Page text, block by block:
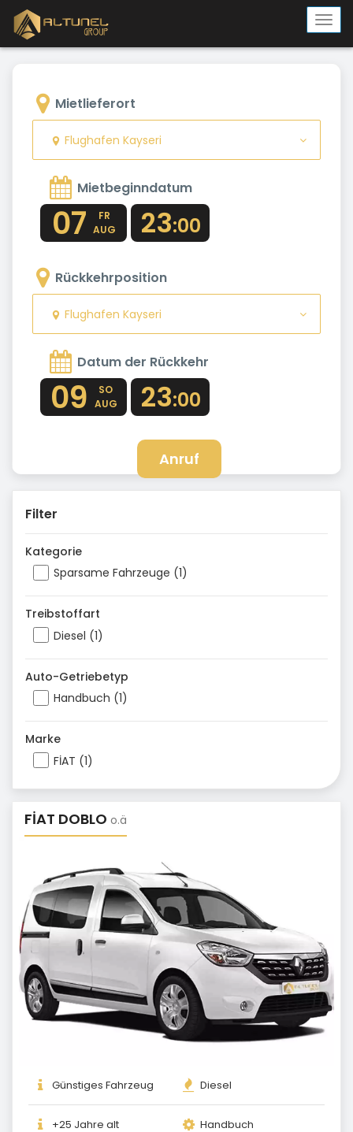
Mietlieferort
Flughafen Kayseri
Mietbeginndatum
07
FR
AUG
23:00
Rückkehrposition
Flughafen Kayseri
Datum der Rückkehr
09
SO
AUG
23:00
Anruf
Filter
Kategorie
Sparsame Fahrzeuge (1)
Treibstoffart
Diesel (1)
Auto-Getriebetyp
Handbuch (1)
Marke
FİAT (1)
FİAT DOBLO o.ä
Günstiges Fahrzeug Diesel
+25 Jahre alt Handbuch